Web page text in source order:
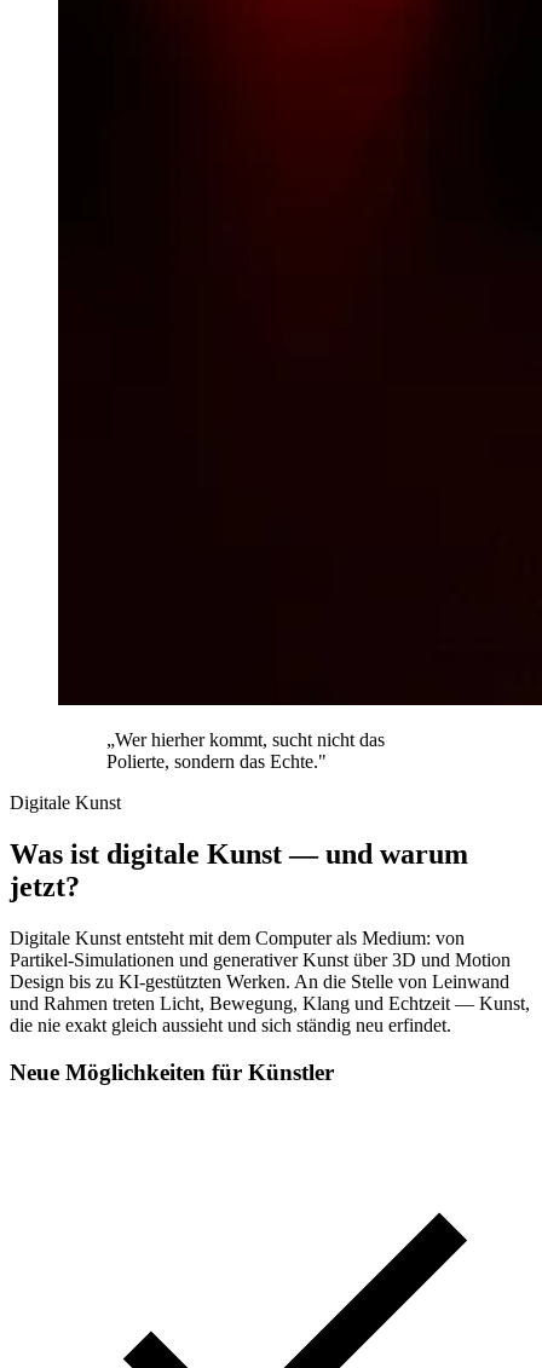
„Wer hierher kommt, sucht nicht das
Polierte, sondern das Echte."
Digitale Kunst
Was ist digitale Kunst — und warum
jetzt?
Digitale Kunst entsteht mit dem Computer als Medium: von
Partikel-Simulationen und generativer Kunst über 3D und Motion
Design bis zu KI-gestützten Werken. An die Stelle von Leinwand
und Rahmen treten Licht, Bewegung, Klang und Echtzeit — Kunst,
die nie exakt gleich aussieht und sich ständig neu erfindet.
Neue Möglichkeiten für Künstler